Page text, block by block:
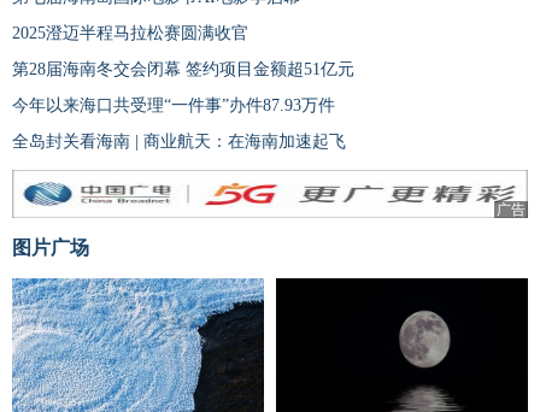
2025澄迈半程马拉松赛圆满收官
第28届海南冬交会闭幕 签约项目金额超51亿元
今年以来海口共受理“一件事”办件87.93万件
全岛封关看海南 | 商业航天：在海南加速起飞
广告
图片广场